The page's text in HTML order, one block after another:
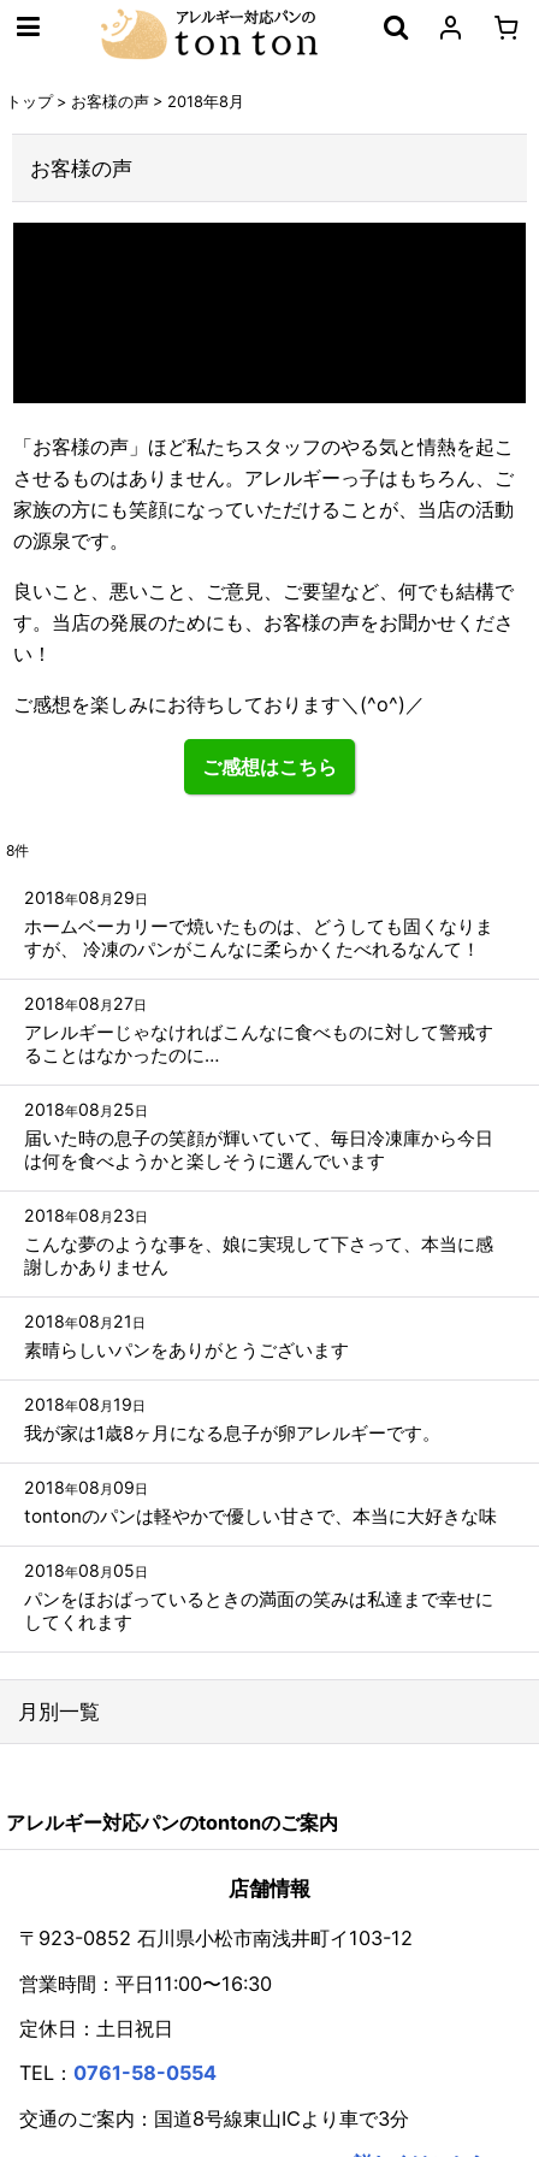
トップ > お客様の声 > 2018年8月
お客様の声
「お客様の声」ほど私たちスタッフのやる気と情熱を起こ
させるものはありません。アレルギーっ子はもちろん、ご
家族の方にも笑顔になっていただけることが、当店の活動
の源泉です。
良いこと、悪いこと、ご意見、ご要望など、何でも結構で
す。当店の発展のためにも、お客様の声をお聞かせくださ
い！
ご感想を楽しみにお待ちしております＼(^o^)／
ご感想はこちら
8件
2018年08 月 29日
ホームベーカリーで焼いたものは、どうしても固くなりま
すが、 冷凍のパンがこんなに柔らかくたべれるなんて！
2018年08 月 27日
アレルギーじゃなければこんなに食べものに対して警戒す
ることはなかったのに…
2018年08 月 25日
届いた時の息子の笑顔が輝いていて、毎日冷凍庫から今日
は何を食べようかと楽しそうに選んでいます
2018年08 月 23日
こんな夢のような事を、娘に実現して下さって、本当に感
謝しかありません
2018年08 月 21 日
素晴らしいパンをありがとうございます
2018年08 月19日
我が家は1歳8ヶ月になる息子が卵アレルギーです。
2018年08 月09日
tontonのパンは軽やかで優しい甘さで、本当に大好きな味
2018年08 月05日
パンをほおばっているときの満面の笑みは私達まで幸せに
してくれます
月別一覧
2024年
2022年
2021年
2020年
2019年
2018年
アレルギー対応パンのtontonのご案内
店舗情報
〒923-0852 石川県小松市南浅井町イ103-12
営業時間：平日11:00〜16:30
定休日：土日祝日
TEL： 0761-58-0554
交通のご案内：国道8号線東山ICより車で3分